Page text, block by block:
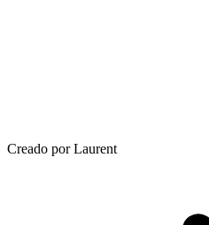
Creado por Laurent